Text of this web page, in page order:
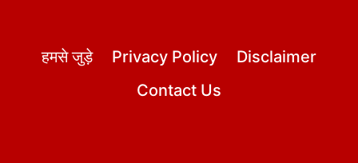
हमसे जुड़े Privacy Policy
Disclaimer
Contact Us